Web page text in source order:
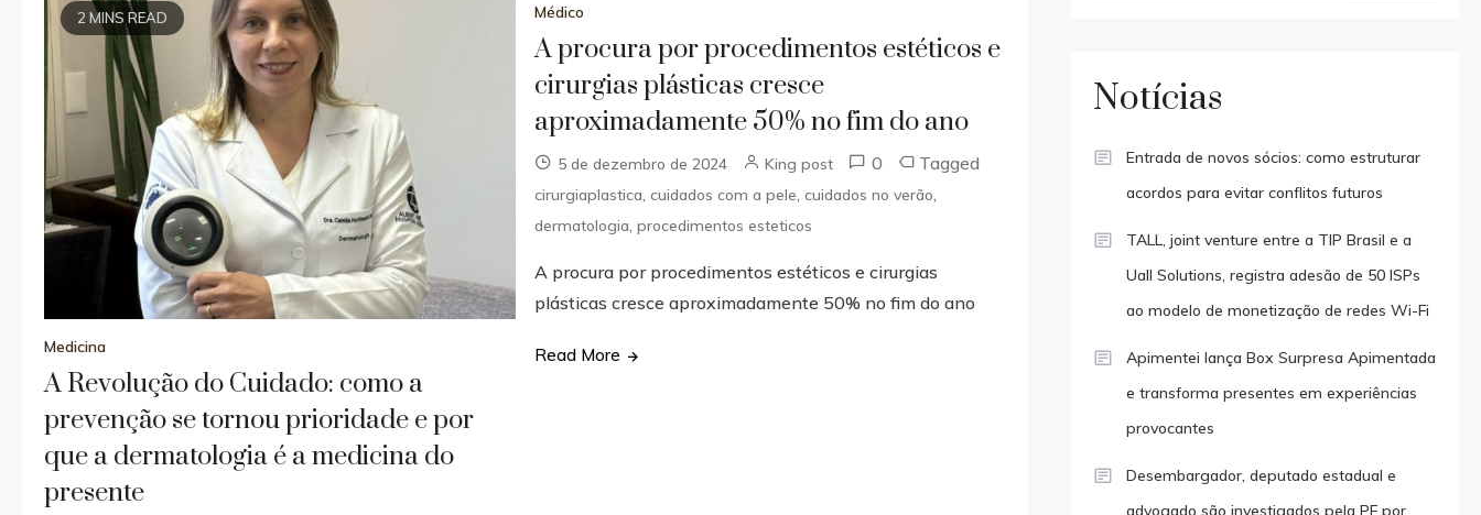
2 MINS READ
Medicina
A Revolução do Cuidado: como a
prevenção se tornou prioridade e por
que a dermatologia é a medicina do
presente
Médico
A procura por procedimentos estéticos e
cirurgias plásticas cresce
aproximadamente 50% no fim do ano
5 de dezembro de 2024 King post 0 Tagged
cirurgiaplastica ,cuidados com a pele ,cuidados no verão
dermatologia ,procedimentos esteticos
A procura por procedimentos estéticos e cirurgias
plásticas cresce aproximadamente 50% no fim do ano
Read More
Notícias
Entrada de novos sócios: como estruturar
acordos para evitar conflitos futuros
TALL, joint venture entre a TIP Brasil e a
Uall Solutions, registra adesão de 50 ISPs
ao modelo de monetização de redes Wi-Fi
Apimentei lança Box Surpresa Apimentada
e transforma presentes em experiências
provocantes
Desembargador, deputado estadual e
advogado são investigados pela PF por